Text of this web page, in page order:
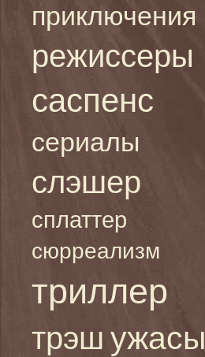
приключения
режиссеры
саспенс
сериалы
слэшер
сплаттер
сюрреализм
триллер
трэш ужасы